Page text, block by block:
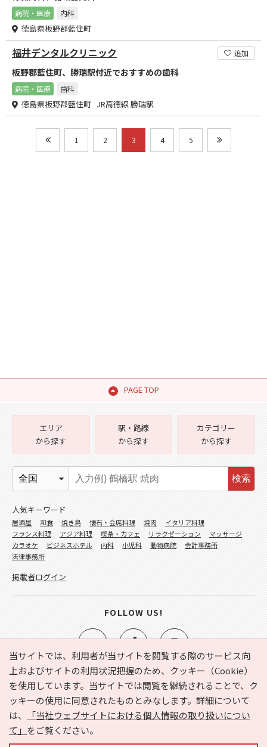
病院・医療 内科
徳島県板野郡藍住町
福井デンタルクリニック 追加
板野郡藍住町、勝瑞駅付近でおすすめの歯科
病院・医療 歯科
徳島県板野郡藍住町 JR高徳線 勝瑞駅
1 2 3 4 5
PAGE TOP
当サイトでは、利用者が当サイトを閲覧する際のサービス向
上およびサイトの利用状況把握のため、クッキー（Cookie）
を使用しています。当サイトでは閲覧を継続されることで、ク
ッキーの使用に同意されたものとみなします。詳細について
は、
「当社ウェブサイトにおける個人情報の取り扱いについ
て」 をご覧ください。
e-NAVITA（イーナビタ）とは？ お気に入り
ヘルプ
利用規約
個人情報の取り扱いについて
運営会社
サイトマップ
広告掲載に関するお問い合わせ
エリア
から探す
駅・路線
から探す
カテゴリー
から探す
検索
人気キーワード
居酒屋 和食 焼き鳥 懐石・会席料理 焼肉
イタリア料理
フランス料理
アジア料理 喫茶・カフェ リラクゼーション
マッサージ
カラオケ
ビジネスホテル 内科 小児科 動物病院
会計事務所
法律事務所
掲載者ログイン
FOLLOW US!